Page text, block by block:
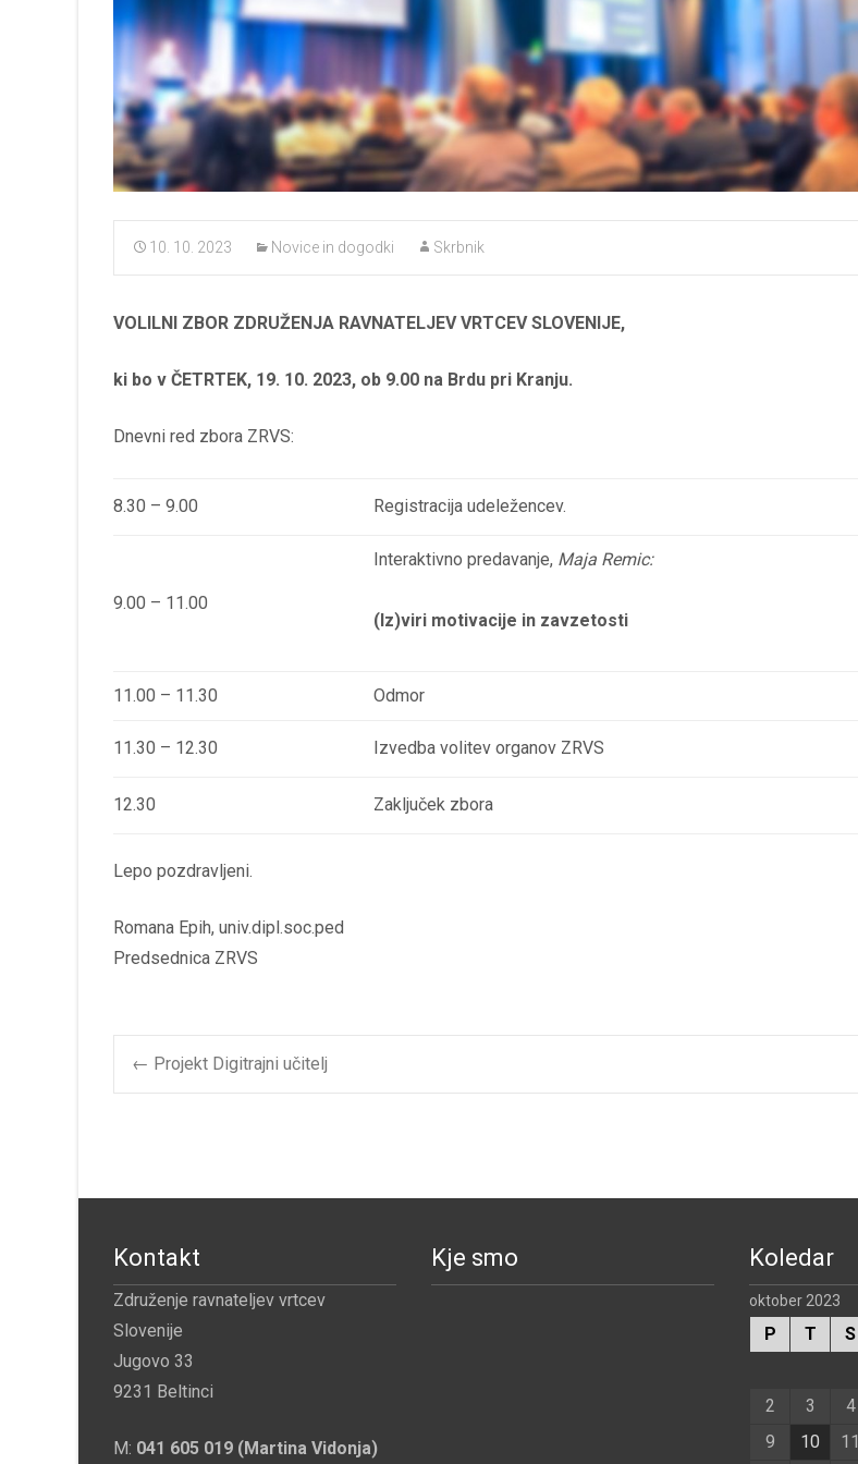
10. 10. 2023 Novice in dogodki Skrbnik
VOLILNI ZBOR ZDRUŽENJA RAVNATELJEV VRTCEV SLOVENIJE,
ki bo v ČETRTEK, 19. 10. 2023, ob 9.00 na Brdu pri Kranju.
Dnevni red zbora ZRVS:
8.30 – 9.00 Registracija udeležencev.
9.00 – 11.00
Interaktivno predavanje, Maja Remic:
(Iz)viri motivacije in zavzetosti
11.00 – 11.30 Odmor
11.30 – 12.30 Izvedba volitev organov ZRVS
12.30 Zaključek zbora
Lepo pozdravljeni.
Romana Epih, univ.dipl.soc.ped
Predsednica ZRVS
Post
← Projekt Digitrajni učitelj
Kontakt
Združenje ravnateljev vrtcev
Slovenije
Jugovo 33
9231 Beltinci
M: 041 605 019 (Martina Vidonja)
Kje smo Koledar
oktober 2023
P T S
2
3 4
9
10 11